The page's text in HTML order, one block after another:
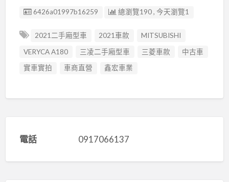
廣告编號
6426a01997b16259 總瀏覽190 , 今天瀏覽1
2021二手廂型車 2021車款
MITSUBISHI
VERYCA A180
三凌二手廂型車 三菱車款
中古車
實車實拍
車商直營 鑫宏車業
電話 0917066137